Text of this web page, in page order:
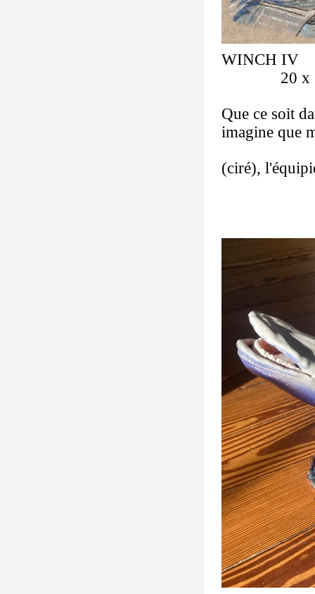
WINCH
20 x
Que ce soit
imagine que
(ciré),